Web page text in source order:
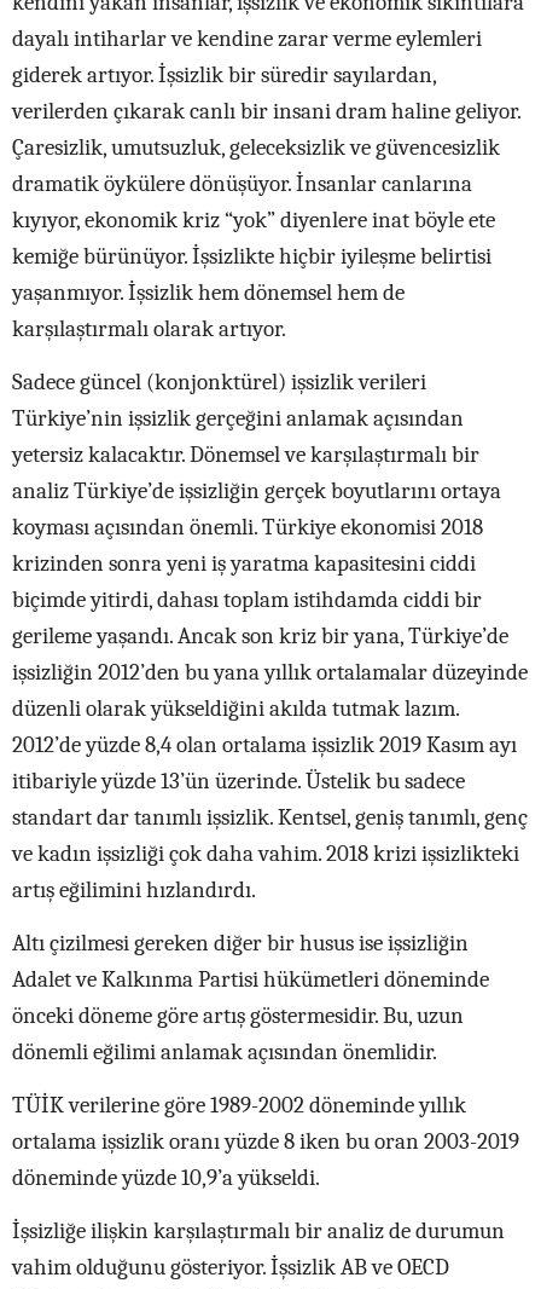
dayalı intiharlar ve kendine zarar verme eylemleri
giderek artıyor. İşsizlik bir süredir sayılardan,
verilerden çıkarak canlı bir insani dram haline geliyor.
Çaresizlik, umutsuzluk, geleceksizlik ve güvencesizlik
dramatik öykülere dönüşüyor. İnsanlar canlarına
kıyıyor, ekonomik kriz “yok” diyenlere inat böyle ete
kemiğe bürünüyor. İşsizlikte hiçbir iyileşme belirtisi
yaşanmıyor. İşsizlik hem dönemsel hem de
karşılaştırmalı olarak artıyor.
Sadece güncel (konjonktürel) işsizlik verileri
Türkiye’nin işsizlik gerçeğini anlamak açısından
yetersiz kalacaktır. Dönemsel ve karşılaştırmalı bir
analiz Türkiye’de işsizliğin gerçek boyutlarını ortaya
koyması açısından önemli. Türkiye ekonomisi 2018
krizinden sonra yeni iş yaratma kapasitesini ciddi
biçimde yitirdi, dahası toplam istihdamda ciddi bir
gerileme yaşandı. Ancak son kriz bir yana, Türkiye’de
işsizliğin 2012’den bu yana yıllık ortalamalar düzeyinde
düzenli olarak yükseldiğini akılda tutmak lazım.
2012’de yüzde 8,4 olan ortalama işsizlik 2019 Kasım ayı
itibariyle yüzde 13’ün üzerinde. Üstelik bu sadece
standart dar tanımlı işsizlik. Kentsel, geniş tanımlı, genç
ve kadın işsizliği çok daha vahim. 2018 krizi işsizlikteki
artış eğilimini hızlandırdı.
Altı çizilmesi gereken diğer bir husus ise işsizliğin
Adalet ve Kalkınma Partisi hükümetleri döneminde
önceki döneme göre artış göstermesidir. Bu, uzun
dönemli eğilimi anlamak açısından önemlidir.
TÜİK verilerine göre 1989-2002 döneminde yıllık
ortalama işsizlik oranı yüzde 8 iken bu oran 2003-2019
döneminde yüzde 10,9’a yükseldi.
İşsizliğe ilişkin karşılaştırmalı bir analiz de durumun
vahim olduğunu gösteriyor. İşsizlik AB ve OECD